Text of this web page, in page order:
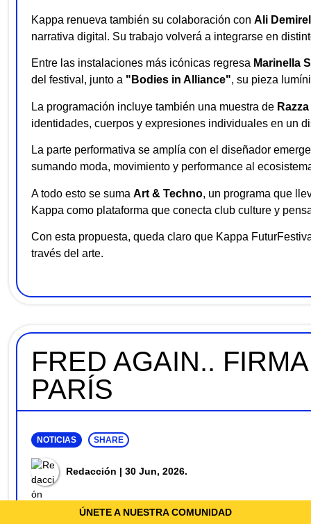
ÚNETE A NUESTRA COMUNIDAD
Kappa renueva también su colaboración con Ali Demirel
narrativa digital. Su trabajo volverá a integrarse en
Entre las instalaciones más icónicas regresa Marinella
del festival, junto a "Bodies in Alliance", su pieza
La programación incluye también una muestra de
identidades, cuerpos y expresiones individuales en un
La parte performativa se amplía con el diseñador
sumando moda, movimiento y performance al
A todo esto se suma Art & Techno, un programa que
Kappa como plataforma que conecta club culture y
Con esta propuesta, queda claro que Kappa
través del arte.
FRED AGAIN..
PARÍS
NOTICIAS SHARE
Redacción | 30 Jun, 2026.
La frontera entre las pasarelas y los clubes cada vez